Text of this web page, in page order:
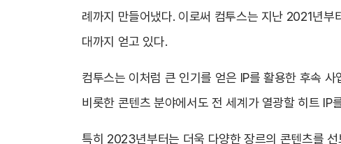
례까지 만들어냈다. 이로써 컴투스는 지난 2021년
대까지 얻고 있다.
컴투스는 이처럼 큰 인기를 얻은 IP를 활용한 후속
비롯한 콘텐츠 분야에서도 전 세계가 열광할 히트 IP
특히 2023년부터는 더욱 다양한 장르의 콘텐츠를